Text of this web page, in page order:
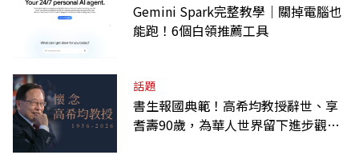
Gemini Spark完整教學｜關掉電腦也
能跑！6個白領推薦工具
話題
書生報國典範！高希均教授辭世、享
耆壽90歲，為華人世界留下進步觀念